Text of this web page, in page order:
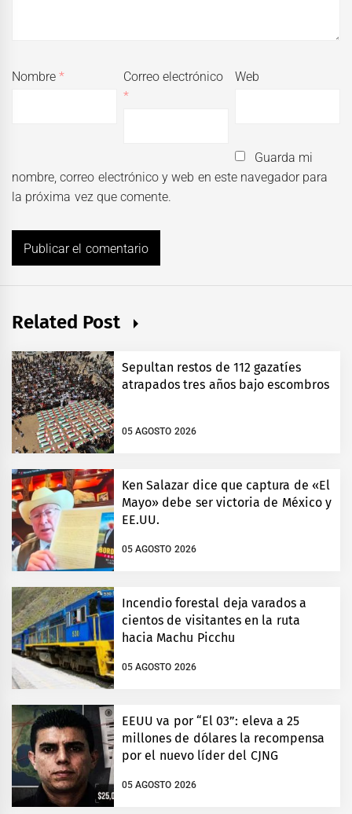
Nombre*
Correo electrónico
*
Web
Guarda mi
nombre, correo electrónico y web en este navegador para
la próxima vez que comente.
Related Post
Sepultan restos de 112 gazatíes
atrapados tres años bajo escombros
05 AGOSTO 2026
Ken Salazar dice que captura de «El
Mayo» debe ser victoria de México y
EE.UU.
05 AGOSTO 2026
Incendio forestal deja varados a
cientos de visitantes en la ruta
hacia Machu Picchu
05 AGOSTO 2026
EEUU va por “El 03”: eleva a 25
millones de dólares la recompensa
por el nuevo líder del CJNG
05 AGOSTO 2026